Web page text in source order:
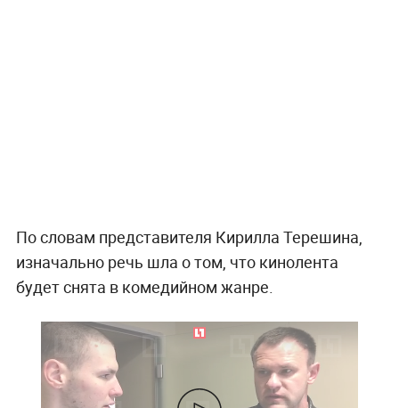
По словам представителя Кирилла Терешина,
изначально речь шла о том, что кинолента
будет снята в комедийном жанре.